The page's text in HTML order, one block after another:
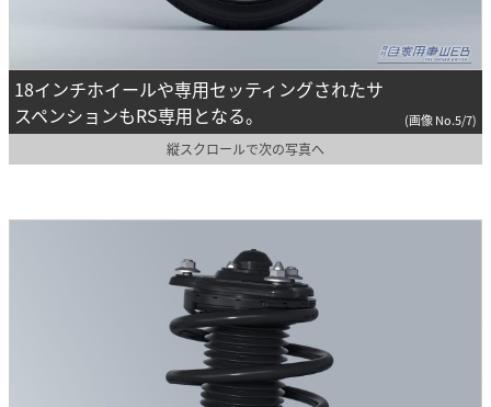
18インチホイールや専用セッティングされたサ
スペンションもRS専用となる。
(画像 No.5/7)
縦スクロールで次の写真へ